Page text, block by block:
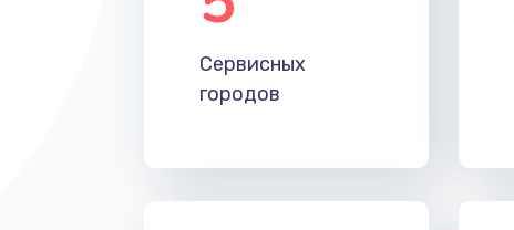
Сервисных
городов